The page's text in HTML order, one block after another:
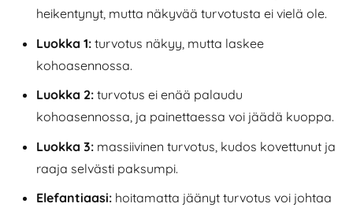
heikentynyt, mutta näkyvää turvotusta ei vielä ole.
Luokka 1: turvotus näkyy, mutta laskee
kohoasennossa.
Luokka 2: turvotus ei enää palaudu
kohoasennossa, ja painettaessa voi jäädä kuoppa.
Luokka 3: massiivinen turvotus, kudos kovettunut ja
raaja selvästi paksumpi.
Elefantiaasi: hoitamatta jäänyt turvotus voi johtaa